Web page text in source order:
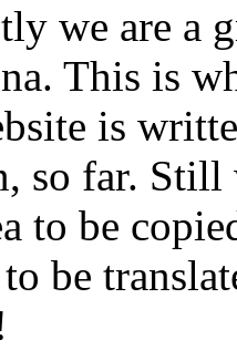
we are a
This is
is
so far. Still
to be
be